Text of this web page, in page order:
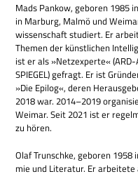
Mads Pan­kow, gebo­ren 1985
in Mar­burg, Malmö und
wis­sen­schaft stu­diert. Er
The­men der künst­li­chen
ist er als »Netz­ex­perte« (ARD-
SPIEGEL) gefragt. Er ist
»Die Epi­log«, deren
2018 war. 2014–2019
Wei­mar. Seit 2021 ist er
zu hören.
Olaf Trunschke, gebo­ren
mie und Lite­ra­tur. Er